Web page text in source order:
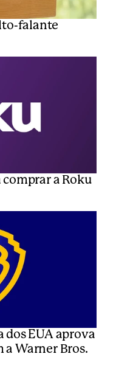
falante
comprar a Roku
dos EUA aprova
a Warner Bros.